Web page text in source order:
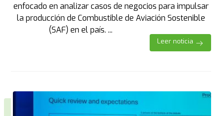
enfocado en analizar casos de negocios para impulsar
la producción de Combustible de Aviación Sostenible
(SAF) en el país. ...
Leer noticia